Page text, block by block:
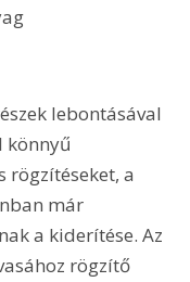
lebontásával
könnyű
rögzítéseket, a
már
a kiderítése. Az
rögzítő